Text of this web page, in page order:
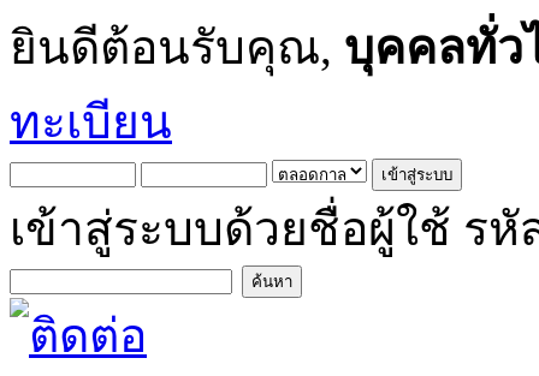
ยินดีต้อนรับคุณ, บุคคลทั่ว
ทะเบียน
เข้าสู่ระบบด้วยชื่อผู้ใช้ รหั